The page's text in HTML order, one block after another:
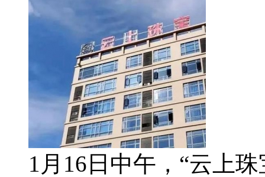
1月16日中午，“云上